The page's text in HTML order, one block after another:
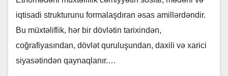
iqtisadi strukturunu formalaşdıran əsas amillərdəndir.
Bu müxtəliflik, hər bir dövlətin tarixindən,
coğrafiyasından, dövlət quruluşundan, daxili və xarici
siyasətindən qaynaqlanır.…